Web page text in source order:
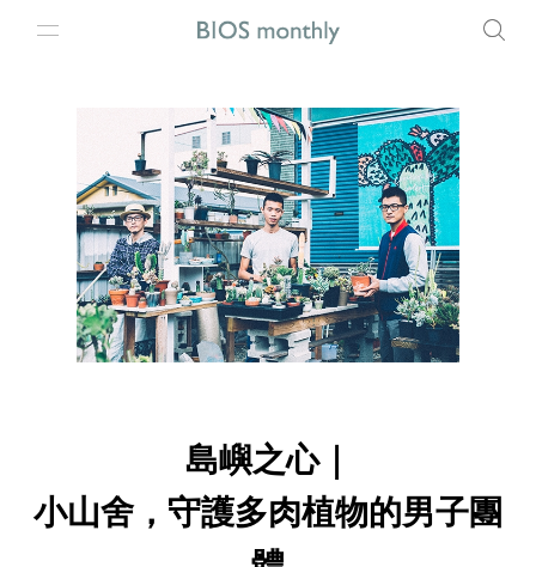
島嶼之心｜
小山舍，守護多肉植物的男子團